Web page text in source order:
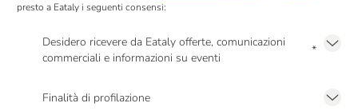
presto a Eataly i seguenti consensi:
Desidero ricevere da Eataly offerte, comunicazioni
commerciali e informazioni su eventi
*
Finalità di profilazione